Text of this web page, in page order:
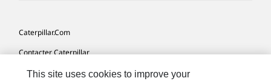
Caterpillar.com
Contacter Caterpillar
Mes Préférences Marketing
This site uses cookies to improve your